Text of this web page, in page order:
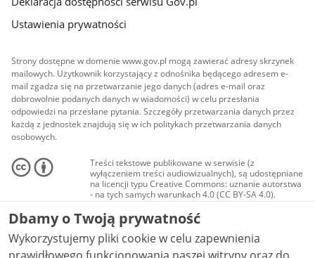
Ustawienia prywatności
Strony dostępne w domenie www.gov.pl mogą zawierać adresy skrzynek
mailowych. Użytkownik korzystający z odnośnika będącego adresem e-
mail zgadza się na przetwarzanie jego danych (adres e-mail oraz
dobrowolnie podanych danych w wiadomości) w celu przesłania
odpowiedzi na przesłane pytania. Szczegóły przetwarzania danych przez
każdą z jednostek znajdują się w ich politykach przetwarzania danych
osobowych.
Treści tekstowe publikowane w serwisie (z
wyłączeniem treści audiowizualnych), są udostępniane
na licencji typu Creative Commons: uznanie autorstwa
- na tych samych warunkach 4.0 (CC BY-SA 4.0).
Materiały audiowizualne, w tym zdjęcia, materiały
audio i wideo, są udostępniane na licencji typu
Creative Commons: uznanie autorstwa użycie
niekomercyjne - bez utworów zależnych 4.0 (CC BY-
NC-ND 4.0), o ile nie jest to stwierdzone inaczej.
Dbamy o Twoją prywatność
Wykorzystujemy pliki cookie w celu zapewnienia